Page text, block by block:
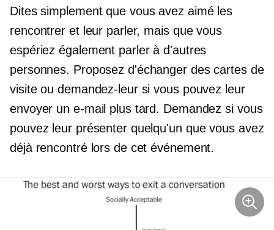
Dites simplement que vous avez aimé les
rencontrer et leur parler, mais que vous
espériez également parler à d'autres
personnes. Proposez d'échanger des cartes de
visite ou demandez-leur si vous pouvez leur
envoyer un e-mail plus tard. Demandez si vous
pouvez leur présenter quelqu'un que vous avez
déjà rencontré lors de cet événement.